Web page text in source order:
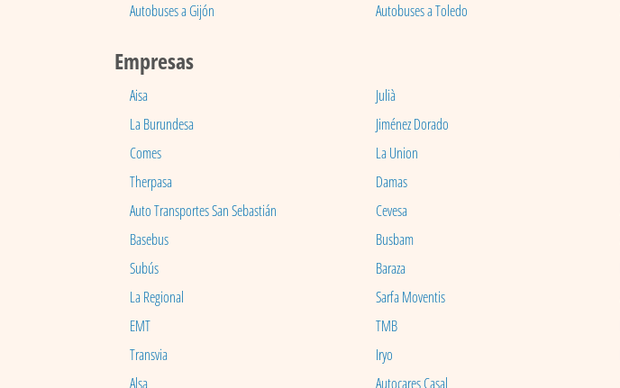
Autobuses a Gijón
Autobuses a Toledo
Empresas
Aisa Julià
La Burundesa
Jiménez Dorado
Comes
La Union
Therpasa
Damas
Auto Transportes San Sebastián
Cevesa
Basebus
Busbam
Subús
Baraza
La Regional
Sarfa Moventis
EMT
TMB
Transvia
Iryo
Alsa
Autocares Casal